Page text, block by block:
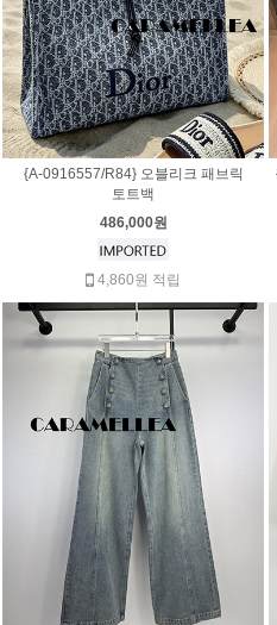
{A-0916557/R84} 오블리크 패브릭
토트백
486,000원
4,860원 적립